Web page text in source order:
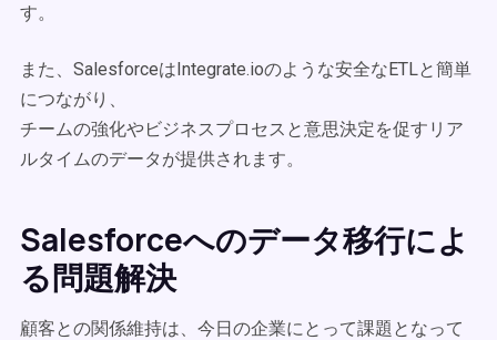
す。
また、SalesforceはIntegrate.ioのような安全なETLと簡単
につながり、
チームの強化やビジネスプロセスと意思決定を促すリア
ルタイムのデータが提供されます。
Salesforceへのデータ移行によ
る問題解決
顧客との関係維持は、今日の企業にとって課題となって